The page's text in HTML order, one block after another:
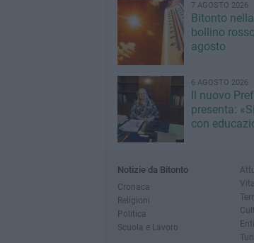
7 AGOSTO 2026
Bitonto
bollino
agosto
6 AGOSTO 2026
Il nuovo
presenta:
con
Notizie da Bitonto
Cronaca
Religioni
Politica
Scuola e Lavoro